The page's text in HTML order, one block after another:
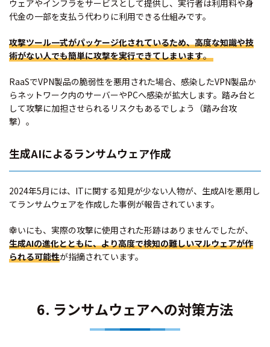
ウェアやインフラをサービスとして提供し、実行者は利用料や身
代金の一部を支払う代わりに利用できる仕組みです。
攻撃ツール一式がパッケージ化されているため、高度な知識や技
術がない人でも簡単に攻撃を実行できてしまいます。
RaaSでVPN製品の脆弱性を悪用された場合、感染したVPN製品か
らネットワーク内のサーバーやPCへ感染が拡大します。踏み台と
して攻撃に加担させられるリスクもあるでしょう（踏み台攻
撃）。
生成AIによるランサムウェア作成
2024年5月には、ITに関する知見が少ない人物が、生成AIを悪用し
てランサムウェアを作成した事例が報告されています。
幸いにも、実際の攻撃に使用された形跡はありませんでしたが、
生成AIの進化とともに、より高度で検知の難しいマルウェアが作
られる可能性が指摘されています。
6. ランサムウェアへの対策方法